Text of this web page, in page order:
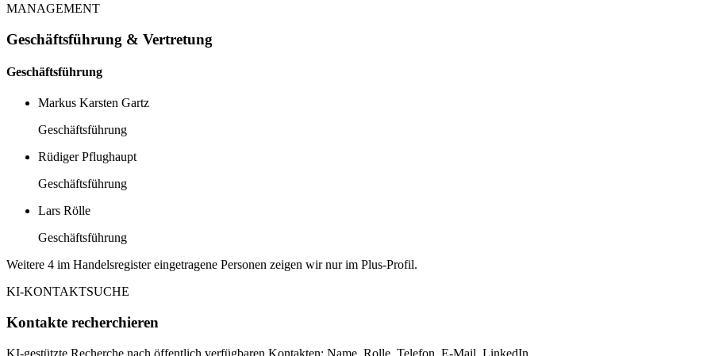
MANAGEMENT
Geschäftsführung & Vertretung
Geschäftsführung
Markus Karsten Gartz
Geschäftsführung
Rüdiger Pflughaupt
Geschäftsführung
Lars Rölle
Geschäftsführung
Weitere 4 im Handelsregister eingetragene Personen zeigen wir nur im Plus-Profil.
KI-KONTAKTSUCHE
Kontakte recherchieren
KI-gestützte Recherche nach öffentlich verfügbaren Kontakten: Name, Rolle, Telefon, E-Mail, LinkedIn.